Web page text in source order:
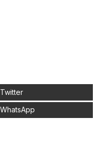
Twitter
WhatsApp